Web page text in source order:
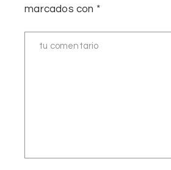
marcados con *